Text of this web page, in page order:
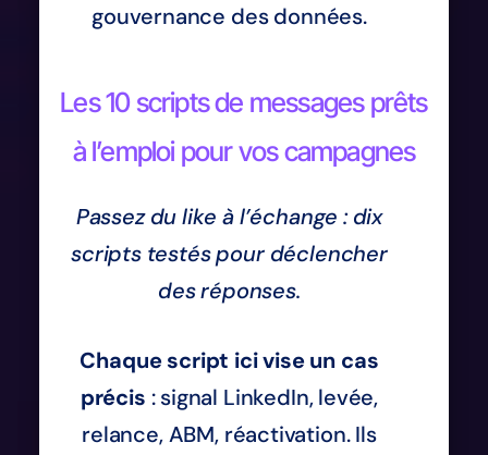
gouvernance des données.
Les 10 scripts de messages prêts
à l’emploi pour vos campagnes
Passez du like à l’échange : dix
scripts testés pour déclencher
des réponses.
Chaque script ici vise un cas
précis : signal LinkedIn, levée,
relance, ABM, réactivation. Ils